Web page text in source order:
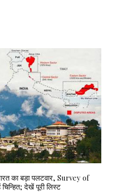
का बड़ा पलटवार, Survey of
देखें पूरी लिस्ट